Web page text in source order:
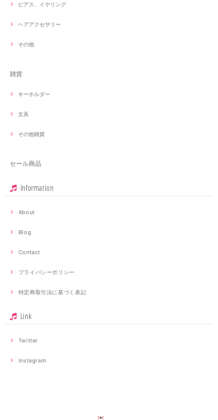
ピアス、イヤリング
ヘアアクセサリー
その他
雑貨
キーホルダー
文具
その他雑貨
セール商品
Information
About
Blog
Contact
プライバシーポリシー
特定商取引法に基づく表記
Link
Twitter
Instagram